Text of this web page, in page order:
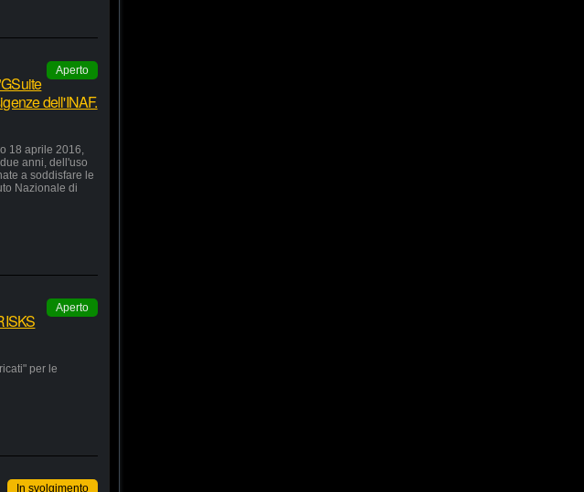
Aperto
dell'INAF.
18 aprile 2016,
anni, dell'uso
a soddisfare le
Nazionale di
Aperto
per le
In svolgimento